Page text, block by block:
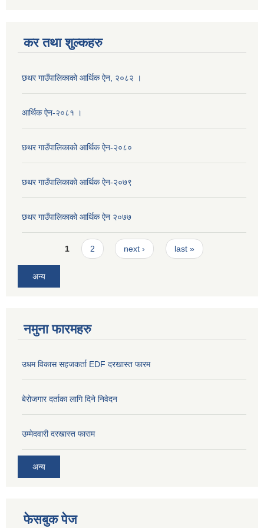
कर तथा शुल्कहरु
छथर गाउँपालिकाको आर्थिक ऐन, २०८२ ।
आर्थिक ऐन-२०८१ ।
छथर गाउँपालिकाको आर्थिक ऐन-२०८०
छथर गाउँपालिकाको आर्थिक ऐन-२०७९
छथर गाउँपालिकाको आर्थिक ऐन २०७७
Pages1 2 next › last »
अन्य
नमुना फारमहरु
उधम विकास सहजकर्ता EDF दरखास्त फारम
बेरोजगार दर्ताका लागि दिने निवेदन
उम्मेदवारी दरखास्त फाराम
अन्य
फेसबुक पेज